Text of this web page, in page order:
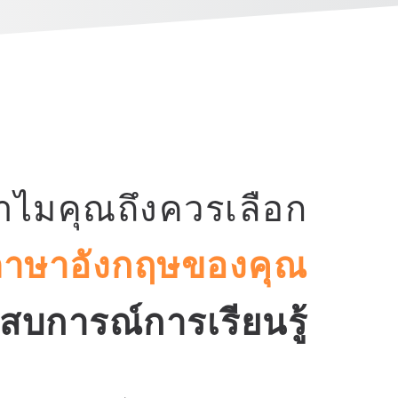
ไมคุณถึงควรเลือก
าษาอังกฤษของคุณ
บการณ์การเรียนรู้